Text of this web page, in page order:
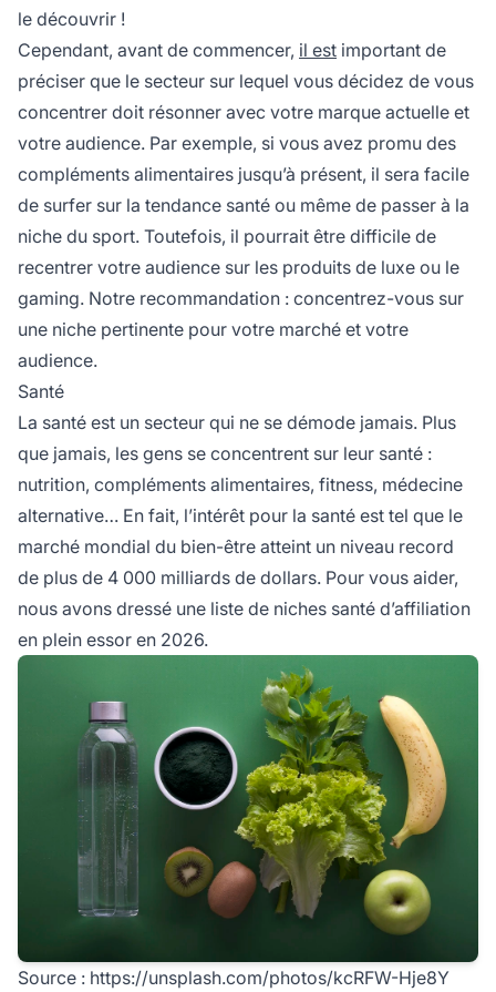
le découvrir !
Cependant, avant de commencer, il est important de
préciser que le secteur sur lequel vous décidez de vous
concentrer doit résonner avec votre marque actuelle et
votre audience. Par exemple, si vous avez promu des
compléments alimentaires jusqu’à présent, il sera facile
de surfer sur la tendance santé ou même de passer à la
niche du sport. Toutefois, il pourrait être difficile de
recentrer votre audience sur les produits de luxe ou le
gaming. Notre recommandation : concentrez-vous sur
une niche pertinente pour votre marché et votre
audience.
Santé
La santé est un secteur qui ne se démode jamais. Plus
que jamais, les gens se concentrent sur leur santé :
nutrition, compléments alimentaires, fitness, médecine
alternative… En fait, l’intérêt pour la santé est tel que le
marché mondial du bien-être atteint un niveau record
de plus de 4 000 milliards de dollars. Pour vous aider,
nous avons dressé une liste de niches santé d’affiliation
en plein essor en 2026.
Source : https://unsplash.com/photos/kcRFW-Hje8Y